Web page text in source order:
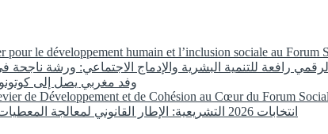
pour le développement humain et l’inclusion sociale au
رافعة للتنمية البشرية والإدماج الاجتماعي: ورشة ناجحة في
وفد مغربي يصل إلى
de Développement et de Cohésion au Cœur du Forum
انتخابات 2026 التشريعية: الإطار القانوني لمعالجة المعطيات الشخصية في الحملات الانتخابية بالمغرب